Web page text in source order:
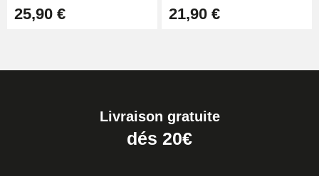
25,90 € 21,90 €
Livraison gratuite
dés 20€